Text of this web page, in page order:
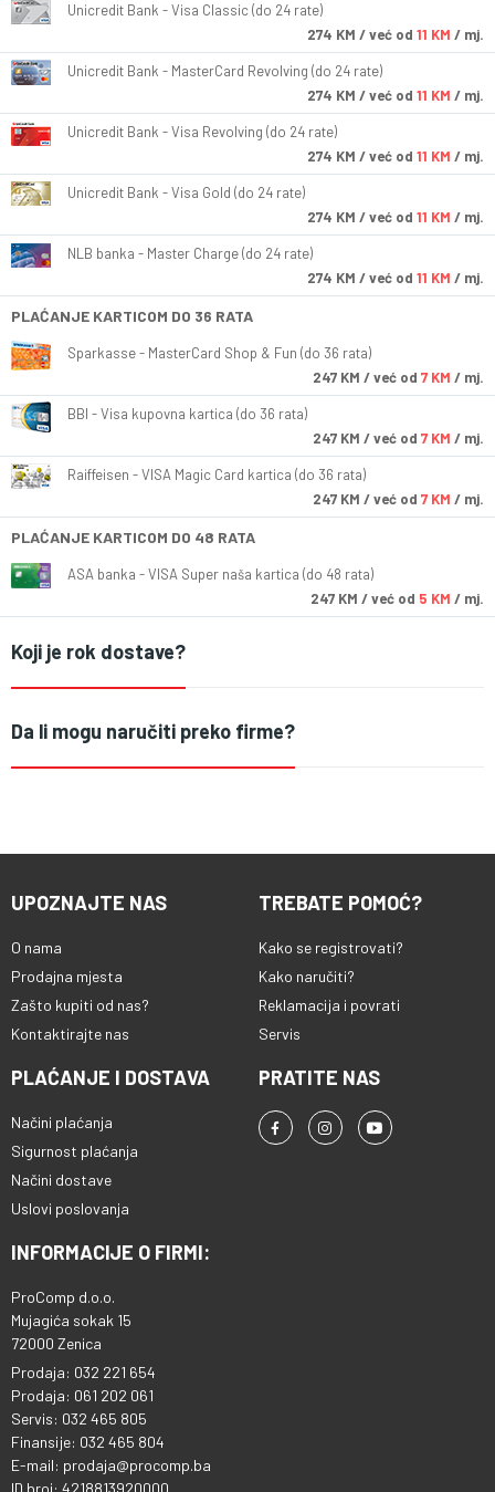
Unicredit Bank - Visa Classic (do 24 rate)
274 KM / već od 11 KM / mj.
Unicredit Bank - MasterCard Revolving (do 24 rate)
274 KM / već od 11 KM / mj.
Unicredit Bank - Visa Revolving (do 24 rate)
274 KM / već od 11 KM / mj.
Unicredit Bank - Visa Gold (do 24 rate)
274 KM / već od 11 KM / mj.
NLB banka - Master Charge (do 24 rate)
274 KM / već od 11 KM / mj.
PLAĆANJE KARTICOM DO 36 RATA
Sparkasse - MasterCard Shop & Fun (do 36 rata)
247 KM / već od 7 KM / mj.
BBI - Visa kupovna kartica (do 36 rata)
247 KM / već od 7 KM / mj.
Raiffeisen - VISA Magic Card kartica (do 36 rata)
247 KM / već od 7 KM / mj.
PLAĆANJE KARTICOM DO 48 RATA
ASA banka - VISA Super naša kartica (do 48 rata)
247 KM / već od 5 KM / mj.
Koji je rok dostave?
Da li mogu naručiti preko firme?
UPOZNAJTE NAS
O nama
Prodajna mjesta
Zašto kupiti od nas?
Kontaktirajte nas
TREBATE POMOĆ?
Kako se registrovati?
Kako naručiti?
Reklamacija i povrati
Servis
PLAĆANJE I DOSTAVA
Načini plaćanja
Sigurnost plaćanja
Načini dostave
Uslovi poslovanja
PRATITE NAS
INFORMACIJE O FIRMI:
ProComp d.o.o.
Mujagića sokak 15
72000 Zenica
Prodaja: 032 221 654
Prodaja: 061 202 061
Servis: 032 465 805
Finansije: 032 465 804
E-mail: prodaja@procomp.ba